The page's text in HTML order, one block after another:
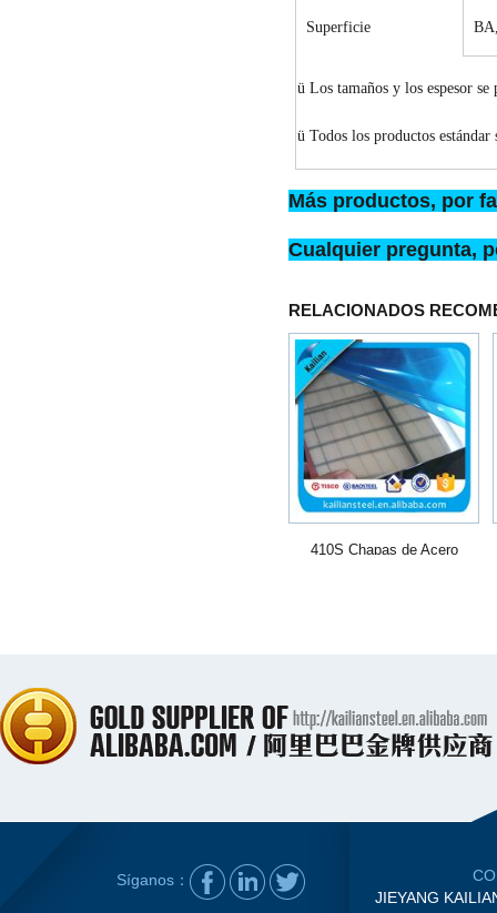
Superficie BA
üLos tamaños y los espesor
üTodos los productos
Más productos, por
Cualquier pregunta,
RELACIONADOS
410S Chapas de Acero
Síganos：
JIEYANG